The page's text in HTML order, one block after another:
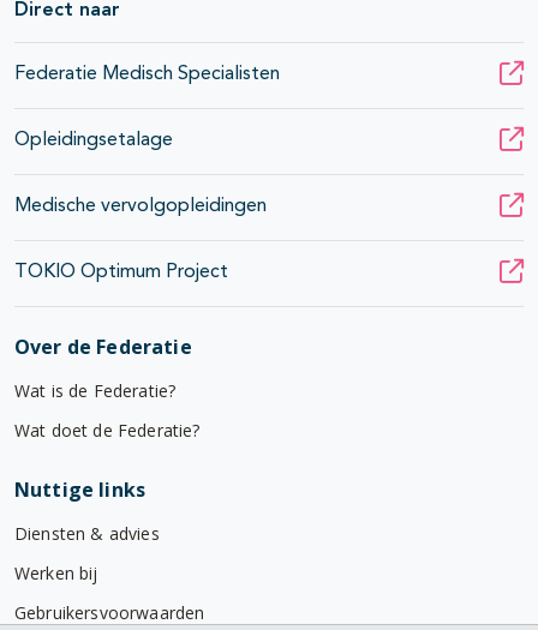
Direct naar
Federatie Medisch Specialisten
Opleidingsetalage
Medische vervolgopleidingen
TOKIO Optimum Project
Over de Federatie
Wat is de Federatie?
Wat doet de Federatie?
Nuttige links
Diensten & advies
Werken bij
Gebruikersvoorwaarden